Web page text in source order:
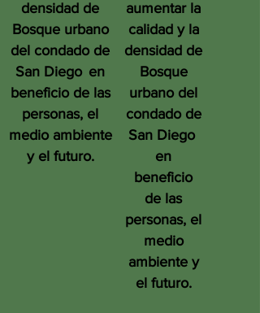
densidad de
Bosque urbano
del condado de
San Diego en
beneficio de las
personas, el
medio ambiente
y el futuro.
aumentar la
calidad y la
densidad de
Bosque
urbano del
condado de
San Diego
en
beneficio
de las
personas, el
medio
ambiente y
el futuro.